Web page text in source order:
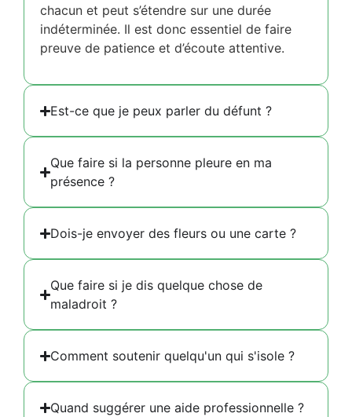
chacun et peut s’étendre sur une durée
indéterminée. Il est donc essentiel de faire
preuve de patience et d’écoute attentive.
Est-ce que je peux parler du défunt ?
Que faire si la personne pleure en ma
présence ?
Dois-je envoyer des fleurs ou une carte ?
Que faire si je dis quelque chose de
maladroit ?
Comment soutenir quelqu'un qui s'isole ?
Quand suggérer une aide professionnelle ?